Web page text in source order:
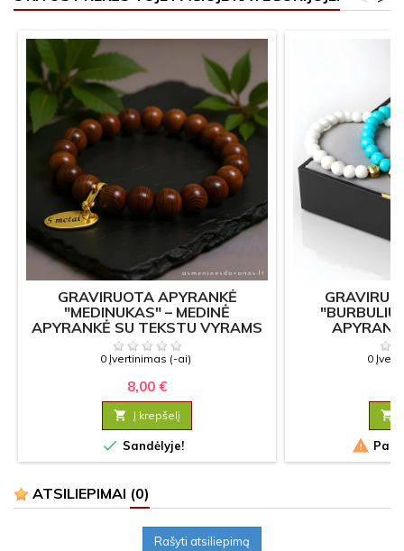
GRAVIRUOTA APYRANKĖ
"MEDINUKAS" – MEDINĖ
APYRANKĖ SU TEKSTU VYRAMS
IR MOTERIMS
0 Įvertinimas (-ai)
8,00 €
 Į krepšelį
 Sandėlyje!
0


ATSILIEPIMAI (0)
Rašyti atsiliepimą